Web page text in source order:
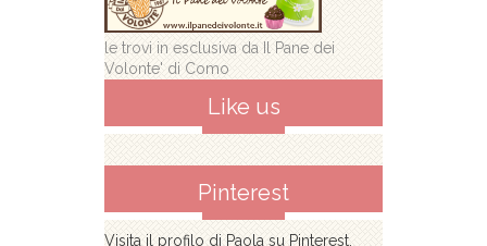
le trovi in esclusiva da Il Pane dei
Volonte' di Como
Like us
Pinterest
Visita il profilo di Paola su Pinterest.